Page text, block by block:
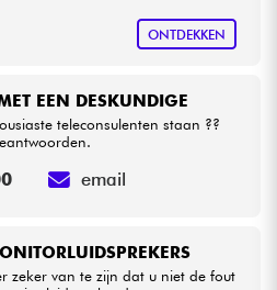
ONTDEKKEN
zeker van te zijn dat u niet de fout
EEN DESKUNDIGE
teleconsulenten staan ??
email